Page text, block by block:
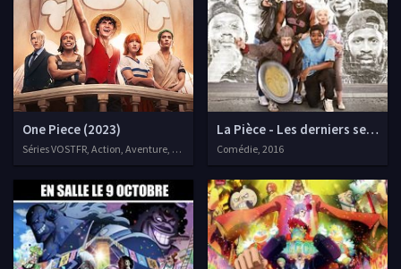
One Piece (2023)
Séries VOSTFR, Action, Aventure, Fantastique
La Pièce - Les derniers seront
Comédie, 2016